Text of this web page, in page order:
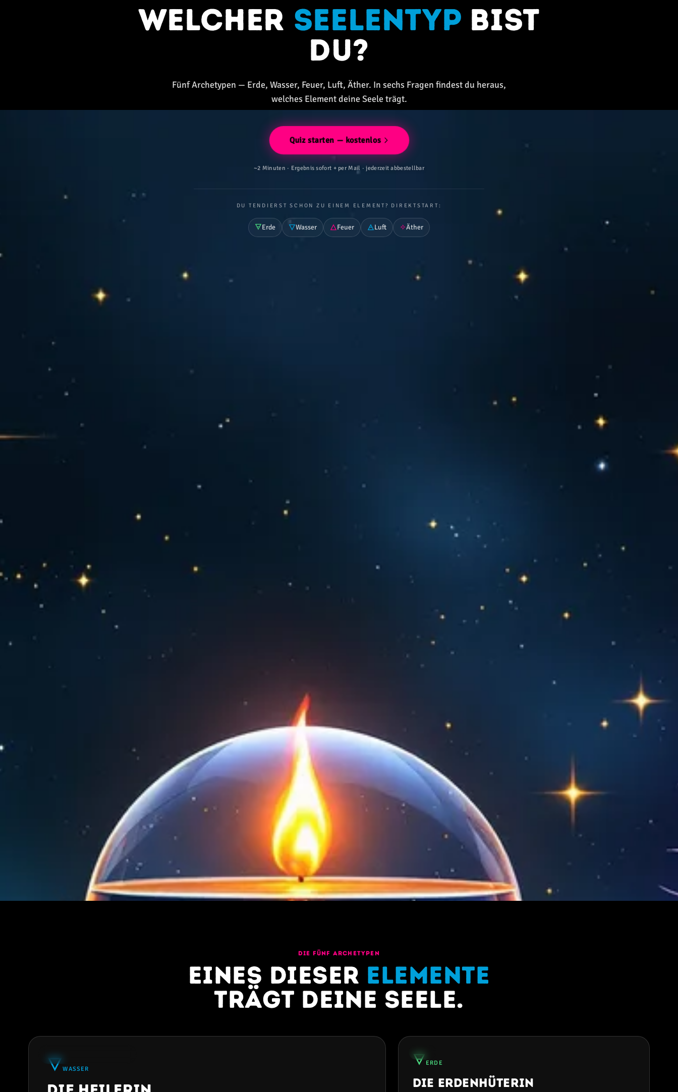
Welcher Seelentyp bist
du?
Fünf Archetypen — Erde, Wasser, Feuer, Luft, Äther. In sechs Fragen findest du heraus,
welches Element deine Seele trägt.
Quiz starten — kostenlos
~2 Minuten · Ergebnis sofort + per Mail · jederzeit abbestellbar
DU TENDIERST SCHON ZU EINEM ELEMENT? DIREKTSTART:
🜃Erde 🜄Wasser 🜂Feuer 🜁Luft ✧Äther
DIE FÜNF ARCHETYPEN
Eines dieser Elemente
trägt deine Seele.
★
🜄WASSER 🜃ERDE
Die Erdenhüterin